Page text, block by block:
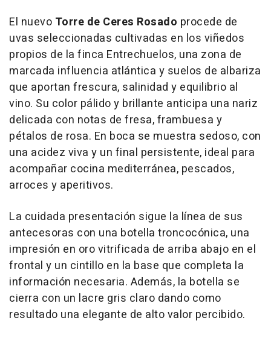
El nuevo Torre de Ceres Rosado procede de
uvas seleccionadas cultivadas en los viñedos
propios de la finca Entrechuelos, una zona de
marcada influencia atlántica y suelos de albariza
que aportan frescura, salinidad y equilibrio al
vino. Su color pálido y brillante anticipa una nariz
delicada con notas de fresa, frambuesa y
pétalos de rosa. En boca se muestra sedoso, con
una acidez viva y un final persistente, ideal para
acompañar cocina mediterránea, pescados,
arroces y aperitivos.
La cuidada presentación sigue la línea de sus
antecesoras con una botella troncocónica, una
impresión en oro vitrificada de arriba abajo en el
frontal y un cintillo en la base que completa la
información necesaria. Además, la botella se
cierra con un lacre gris claro dando como
resultado una elegante de alto valor percibido.